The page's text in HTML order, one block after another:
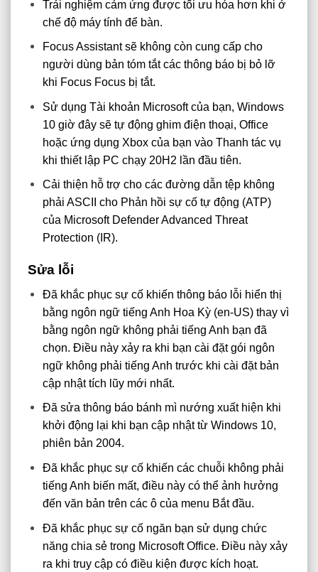
Trải nghiệm cảm ứng được tối ưu hóa hơn khi ở
chế độ máy tính để bàn.
Focus Assistant sẽ không còn cung cấp cho
người dùng bản tóm tắt các thông báo bị bỏ lỡ
khi Focus Focus bị tắt.
Sử dụng Tài khoản Microsoft của bạn, Windows
10 giờ đây sẽ tự động ghim điện thoại, Office
hoặc ứng dụng Xbox của bạn vào Thanh tác vụ
khi thiết lập PC chạy 20H2 lần đầu tiên.
Cải thiện hỗ trợ cho các đường dẫn tệp không
phải ASCII cho Phản hồi sự cố tự động (ATP)
của Microsoft Defender Advanced Threat
Protection (IR).
Sửa lỗi
Đã khắc phục sự cố khiến thông báo lỗi hiển thị
bằng ngôn ngữ tiếng Anh Hoa Kỳ (en-US) thay vì
bằng ngôn ngữ không phải tiếng Anh bạn đã
chọn. Điều này xảy ra khi bạn cài đặt gói ngôn
ngữ không phải tiếng Anh trước khi cài đặt bản
cập nhật tích lũy mới nhất.
Đã sửa thông báo bánh mì nướng xuất hiện khi
khởi động lại khi bạn cập nhật từ Windows 10,
phiên bản 2004.
Đã khắc phục sự cố khiến các chuỗi không phải
tiếng Anh biến mất, điều này có thể ảnh hưởng
đến văn bản trên các ô của menu Bắt đầu.
Đã khắc phục sự cố ngăn bạn sử dụng chức
năng chia sẻ trong Microsoft Office. Điều này xảy
ra khi truy cập có điều kiện được kích hoạt.